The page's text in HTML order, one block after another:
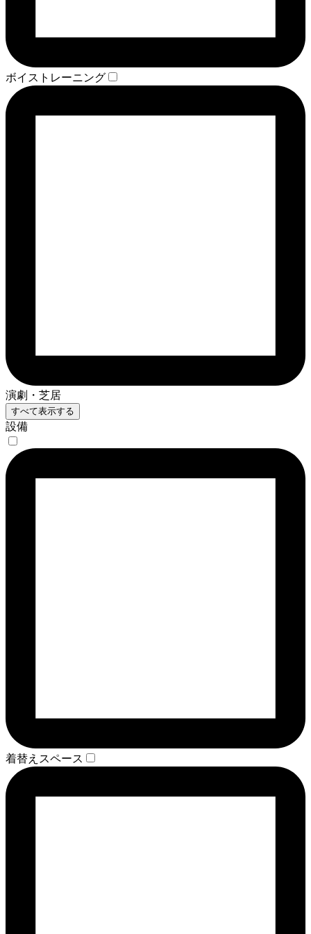
ボイストレーニング
演劇・芝居
すべて表示する
設備
着替えスペース